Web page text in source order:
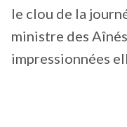
le clou de la
ministre des
impressionnées